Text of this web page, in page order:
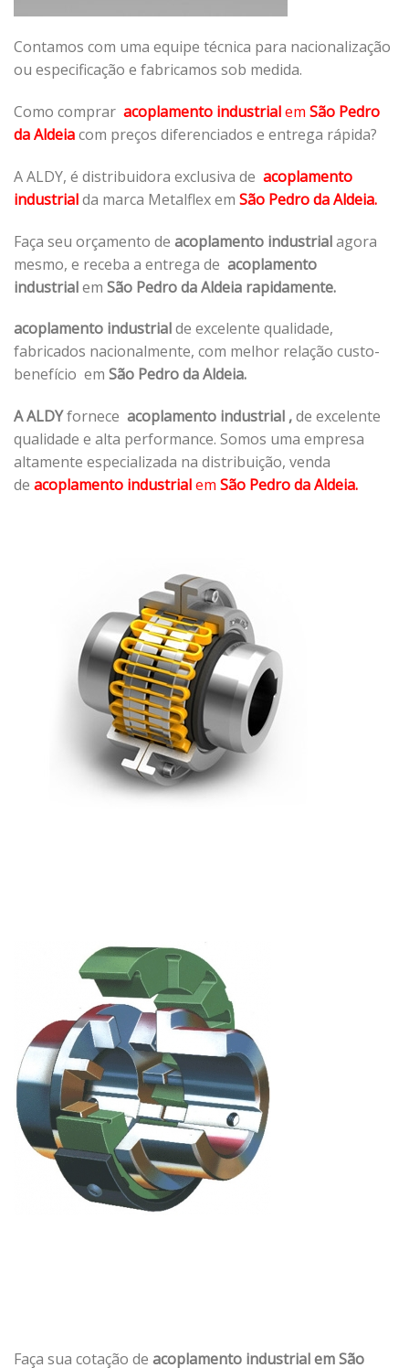
Contamos com uma equipe técnica para nacionalização
ou especificação e fabricamos sob medida.
Como comprar acoplamento industrialem São Pedro
da Aldeiacom preços diferenciados e entrega rápida?
A ALDY, é distribuidora exclusiva de acoplamento
industrialda marca Metalflex em São Pedro da Aldeia.
Faça seu orçamento de acoplamento industrialagora
mesmo, e receba a entrega de acoplamento
industrialem São Pedro da Aldeia rapidamente.
acoplamento industrialde excelente qualidade,
fabricados nacionalmente, com melhor relação custo-
benefício em São Pedro da Aldeia.
A ALDYfornece acoplamento industrial ,de excelente
qualidade e alta performance. Somos uma empresa
altamente especializada na distribuição, venda
de acoplamento industrialem São Pedro da Aldeia.
Faça sua cotação de acoplamento industrial em São